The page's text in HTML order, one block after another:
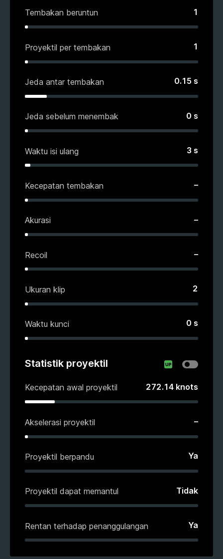
Tembakan beruntun 1
Proyektil per tembakan 1
Jeda antar tembakan 0.15 s
Jeda sebelum menembak 0 s
Waktu isi ulang 3 s
Kecepatan tembakan –
Akurasi –
Recoil –
Ukuran klip 2
Waktu kunci 0 s
Statistik proyektil
Kecepatan awal proyektil 272.14 knots
Akselerasi proyektil –
Proyektil berpandu Ya
Proyektil dapat memantul Tidak
Rentan terhadap penanggulangan Ya